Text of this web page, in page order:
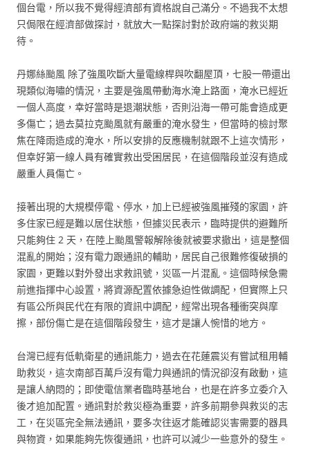
個台電，所以我不覺得經濟部有資格說自己滿分。不過我不太想
只侷限在經濟部做探討，就放大一點探討對於政府端的救災期
待。
丹娜絲颱風 除了強風吹斷大量電線桿與吹翻屋頂，七股一帶還出
現類似海嘯的情況，主要是強風帶動海水淹上路面，淹水已經近
一個人高度，幸好當時是退潮狀態，否則沿海一帶可能會造成更
多傷亡；過去莫拉克颱風就有嚴重的淹水發生，但當時的檢討聚
焦在降雨造成的淹水，所以安排的反應機制就跟不上這次情形，
但幸好第一線人員有確實救出受困居民，在這個階段並沒有造成
嚴重人員傷亡。
接著出現的大規模停電、停水，加上已經被強風摧殘的家園，許
多住家已經是難以居住狀態，但據災民表示，臨時提供的避難所
只能夠住 2 天，在陸上颱風警報解除後就被要求撤出，這是整個
混亂的開始；沒有電力跟通訊的輔助，居民自己很難修復破損的
家園，更難以對外發出求救訊號，災區一片混亂。這個時候急需
前進指揮中心設置，將資源配置依據急迫性做調配，但實際上只
有區公所與民代在有限的資訊中調配，經常出現各種衝突與摩
擦，部份傷亡是在這個階段發生，這才是讓人惋惜的地方。
台灣已經有低軌衛星的通訊能力，過去在花蓮震災有嘗試租用輔
助救災，這次南部百萬戶沒有電力與通訊的情況卻沒有啟動，這
是讓人納悶的；即使電信業者臨時基地台，也是在許多立委介入
後才追加配置。通訊對於救災極為重要，許多前期參與救災的志
工，在災區完全無法通訊，要多次往返才能確認災害需要的器具
與物資，如果能夠先恢復通訊，也許可以減少一些意外的發生。